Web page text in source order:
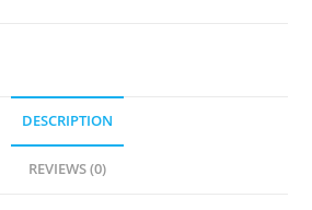
DESCRIPTION
REVIEWS (0)